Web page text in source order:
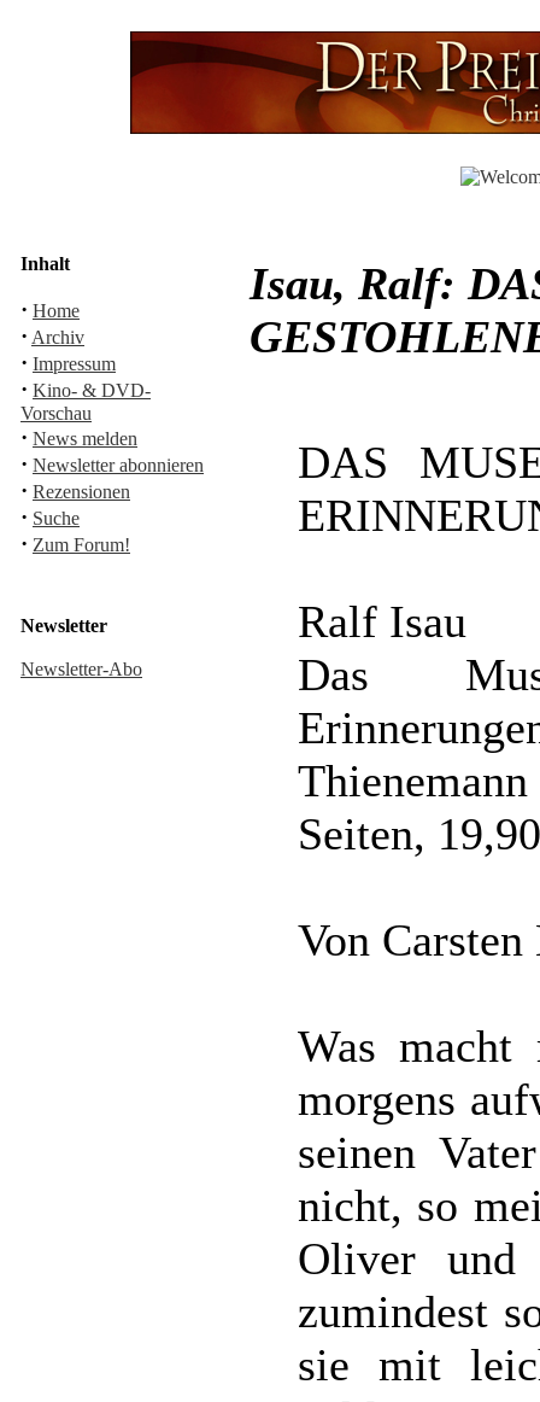
Inhalt
· Home
· Archiv
· Impressum
· Kino- & DVD-
Vorschau
· News melden
· Newsletter abonnieren
· Rezensionen
· Suche
· Zum Forum!
Newsletter
Newsletter-Abo
Isau, Ralf:
DAS
Ralf Isau
Das
Seiten,
Von
Was macht
morgens
seinen
nicht, so
Oliver und
zumindest
sie mit